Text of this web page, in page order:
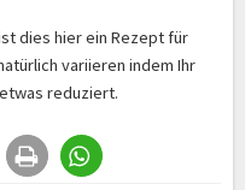
dies hier ein Rezept für
variieren indem Ihr
reduziert.